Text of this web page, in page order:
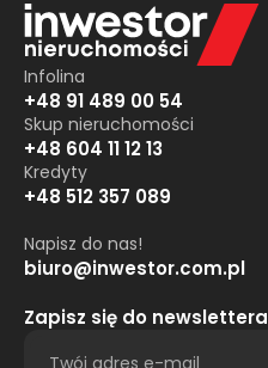
Infolina
+48 91 489 00 54
Skup nieruchomości
+48 604 11 12 13
Kredyty
+48 512 357 089
Napisz do nas!
biuro@inwestor.com.pl
Zapisz się do newslettera